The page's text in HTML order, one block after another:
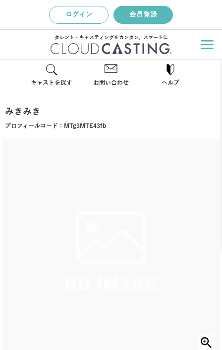
ログイン 会員登録
タレント・キャスティングをカンタン、スマートに
キャストを探す お問い合わせ ヘルプ
みきみき
プロフィールコード： MTg3MTE43fb